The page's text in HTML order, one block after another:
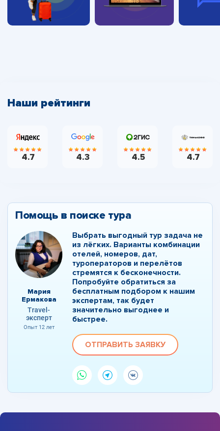
Наши рейтинги
4.7 4.3 4.5 4.7
Помощь в поиске тура
Мария
Ермакова
Travel-
эксперт
Опыт 12 лет
Выбрать выгодный тур задача не
из лёгких. Варианты комбинации
отелей, номеров, дат,
туроператоров и перелётов
стремятся к бесконечности.
Попробуйте обратиться за
бесплатным подбором к нашим
экспертам, так будет
значительно выгоднее и
быстрее.
ОТПРАВИТЬ ЗАЯВКУ